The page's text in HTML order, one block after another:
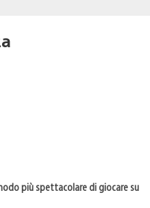
più spettacolare di giocare su